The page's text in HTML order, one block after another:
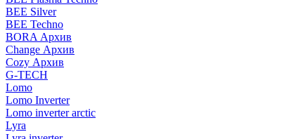
BEE Silver
BEE Techno
BORA Архив
Change Архив
Cozy Архив
G-TECH
Lomo
Lomo Inverter
Lomo inverter arctic
Lyra